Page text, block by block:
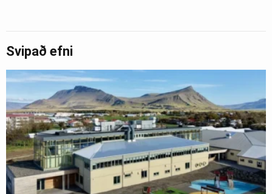
Svipað efni